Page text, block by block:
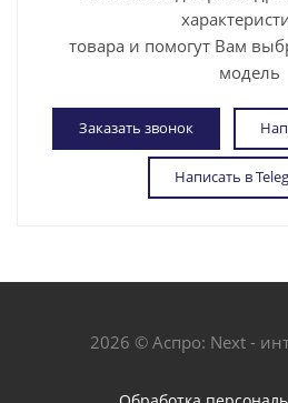
товара и помогут Вам
модель
Заказать звонок
Написать в
2026 © Аспро: Next -